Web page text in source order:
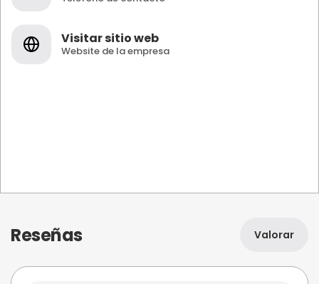
Visitar sitio web
Website de la empresa
Reseñas Valorar